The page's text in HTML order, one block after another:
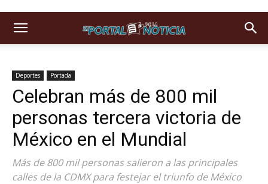
Deportes Portada
Celebran más de 800 mil
personas tercera victoria de
México en el Mundial
Más de 800 mil personas salieron a las principales
calles de la CDMX para festejar el triunfo de México